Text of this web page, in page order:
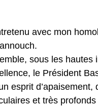
avec mon
sous les hautes
le Président
esprit d’apaisement,
et très